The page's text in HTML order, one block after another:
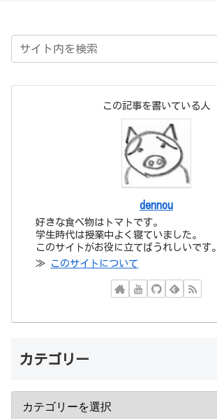
この記事を書いている人
dennou
好きな食べ物はトマトです。
学生時代は授業中よく寝ていました。
このサイトがお役に立てばうれしいです。
≫ このサイトについて
カテゴリー